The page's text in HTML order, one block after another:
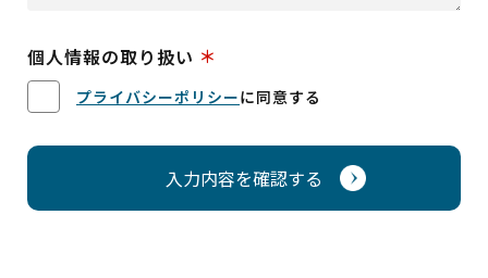
個人情報の取り扱い
プライバシーポリシーに同意する